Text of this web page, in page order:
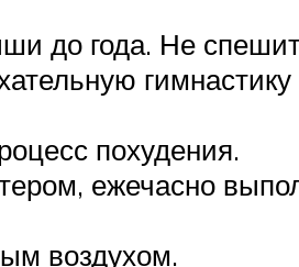
до года. Не
гимнастику
похудения.
ежечасно
воздухом.